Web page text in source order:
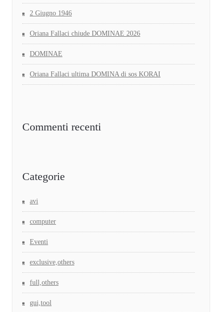
2 Giugno 1946
Oriana Fallaci chiude DOMINAE 2026
DOMINAE
Oriana Fallaci ultima DOMINA di sos KORAI
Commenti recenti
Categorie
avi
computer
Eventi
exclusive,others
full,others
gui,tool